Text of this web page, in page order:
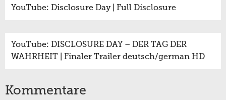
YouTube: Disclosure Day | Full Disclosure
YouTube: DISCLOSURE DAY – DER TAG DER
WAHRHEIT | Finaler Trailer deutsch/german HD
Kommentare